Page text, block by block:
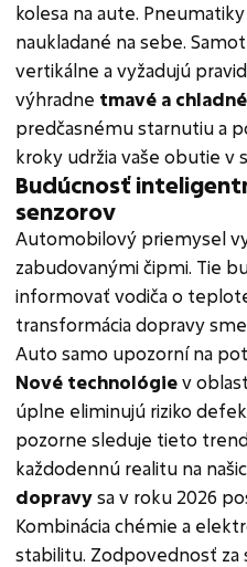
kolesa na aute.
naukladané na sebe.
vertikálne a vyžadujú
výhradne tmavé a
predčasnému starnutiu a
kroky udržia vaše obutie v
Budúcnosť
senzorov
Automobilový priemysel
zabudovanými čipmi. Tie
informovať vodiča o
transformácia dopravy
Auto samo upozorní na
Nové technológiev
úplne eliminujú riziko
pozorne sleduje tieto
každodennú realitu na
dopravysa v roku 2026
Kombinácia chémie a
stabilitu. Zodpovednosť za